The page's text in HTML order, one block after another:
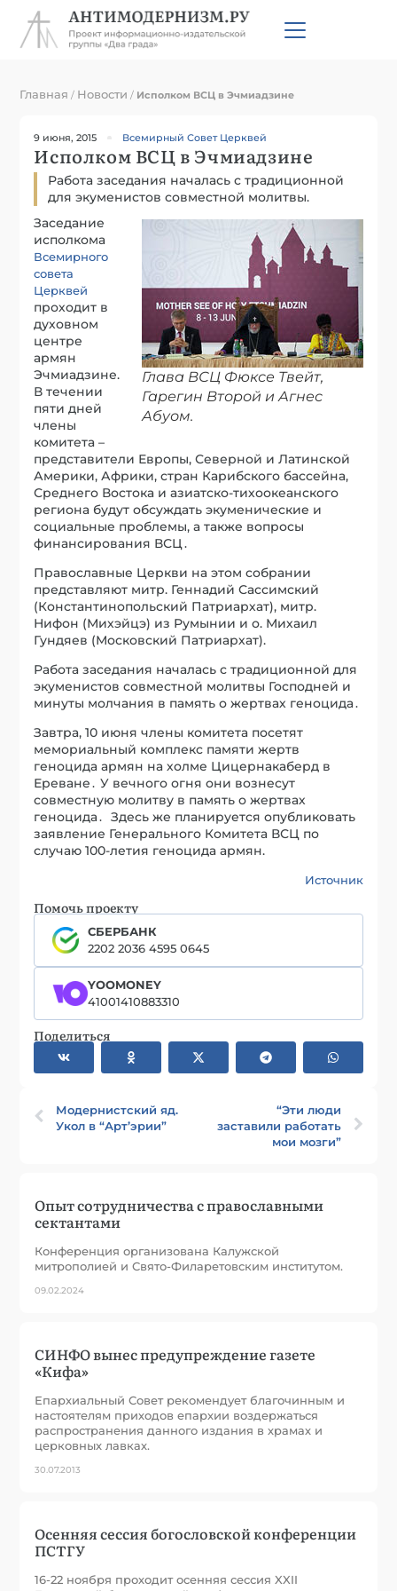
Главная / Новости / Исполком ВСЦ в Эчмиадзине
9 июня, 2015 Всемирный Совет Церквей
Исполком ВСЦ в Эчмиадзине
Работа заседания началась с традиционной
для экуменистов совместной молитвы.
Глава ВСЦ Фюксе Твейт,
Гарегин Второй и Агнес
Абуом.
Заседание
исполкома
Всемирного
совета
Церквей
проходит в
духовном
центре
армян
Эчмиадзине.
В течении
пяти дней
члены
комитета –
представители Европы‚ Северной и Латинской
Америки‚ Африки‚ стран Карибского бассейна‚
Среднего Востока и азиатско-тихоокеанского
региона будут обсуждать экуменические и
социальные проблемы, а также вопросы
финансирования ВСЦ․
Православные Церкви на этом собрании
представляют митр. Геннадий Сассимский
(Константинопольский Патриархат), митр.
Нифон (Михэйцэ) из Румынии и о. Михаил
Гундяев (Московский Патриархат).
Работа заседания началась с традиционной для
экуменистов совместной молитвы Господней и
минуты молчания в память о жертвах геноцида․
Завтра, 10 июня члены комитета посетят
мемориальный комплекс памяти жертв
геноцида армян на холме Цицернакаберд в
Ереване․ У вечного огня они вознесут
совместную молитву в память о жертвах
геноцида․ Здесь же планируется опубликовать
заявление Генерального Комитета ВСЦ по
случаю 100-летия геноцида армян.
Источник
Помочь проекту
СБЕРБАНК
2202 2036 4595 0645
YOOMONEY
41001410883310
Поделиться
Модернистский яд.
Укол в “Арт’эрии”
“Эти люди
заставили работать
мои мозги”
Опыт сотрудничества с православными
сектантами
Конференция организована Калужской
митрополией и Свято-Филаретовским институтом.
09.02.2024
СИНФО вынес предупреждение газете
«Кифа»
Епархиальный Совет рекомендует благочинным и
настоятелям приходов епархии воздержаться
распространения данного издания в храмах и
церковных лавках.
30.07.2013
Осенняя сессия богословской конференции
ПСТГУ
16-22 ноября проходит осенняя сессия XXII